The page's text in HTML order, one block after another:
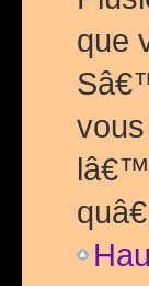
que